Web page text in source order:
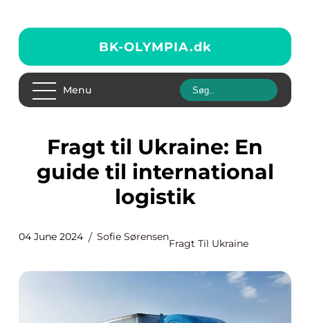
BK-OLYMPIA.dk
Menu
Fragt til Ukraine: En
guide til international
logistik
04 June 2024 Sofie Sørensen
Fragt Til Ukraine